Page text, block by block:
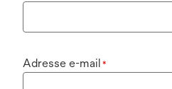
Adresse e-mail *